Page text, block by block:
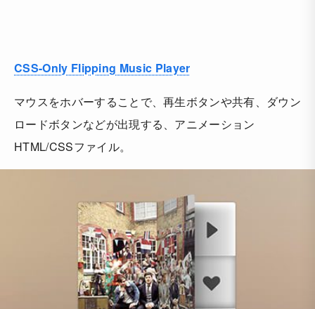
CSS-Only Flipping Music Player
マウスをホバーすることで、再生ボタンや共有、ダウン
ロードボタンなどが出現する、アニメーション
HTML/CSSファイル。